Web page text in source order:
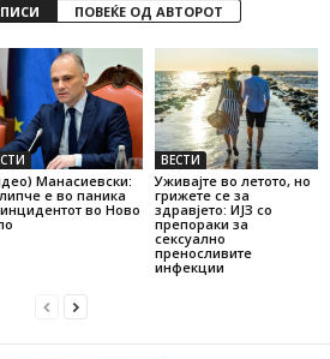
ПОВЕЌЕ ОД АВТОРОТ
Манасиевски:
е во паника
во Ново
ВЕСТИ
Уживајте во летото, но
грижете се за
здравјето: ИЈЗ со
препораки за
сексуално
преносливите
инфекции